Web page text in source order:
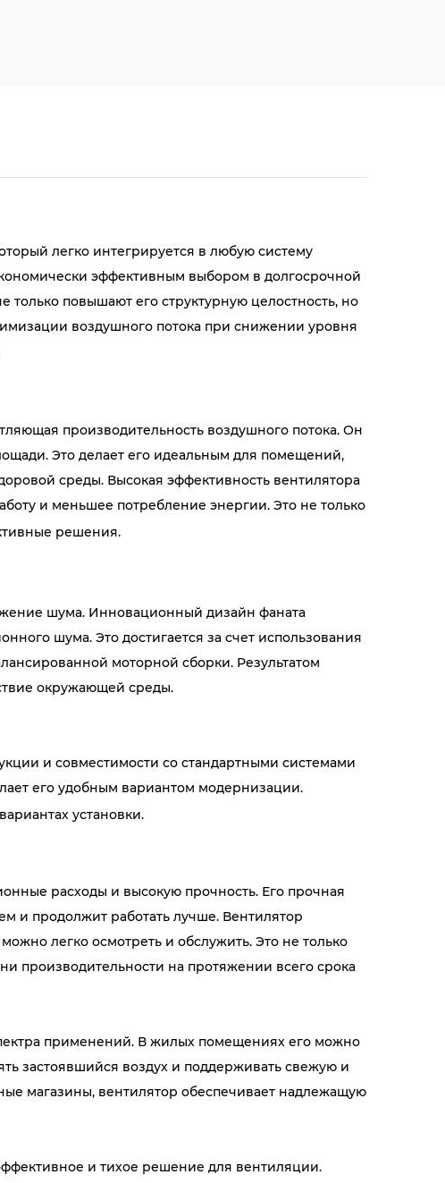
легко интегрируется в любую систему
эффективным выбором в долгосрочной
только повышают его структурную целостность, но
воздушного потока при снижении уровня
производительность воздушного потока. Он
Это делает его идеальным для помещений,
среды. Высокая эффективность вентилятора
и меньшее потребление энергии. Это не только
решения.
шума. Инновационный дизайн фаната
шума. Это достигается за счет использования
моторной сборки. Результатом
окружающей среды.
и совместимости со стандартными системами
его удобным вариантом модернизации.
установки.
расходы и высокую прочность. Его прочная
и продолжит работать лучше. Вентилятор
легко осмотреть и обслужить. Это не только
производительности на протяжении всего срока
применений. В жилых помещениях его можно
застоявшийся воздух и поддерживать свежую и
магазины, вентилятор обеспечивает надлежащую
и тихое решение для вентиляции.